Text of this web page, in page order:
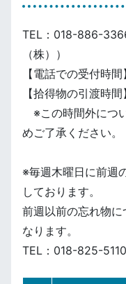
TEL：018-886-
（株））
【電話での受付時
【拾得物の引渡時
※この時間外につ
めご了承ください。
※毎週木曜日に前週
しております。
前週以前の忘れ物
なります。
TEL：018-825-